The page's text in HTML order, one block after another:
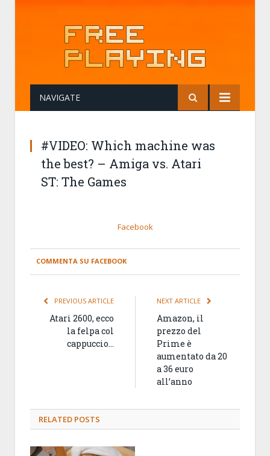
NAVIGATE
#VIDEO: Which machine was
the best? – Amiga vs. Atari
ST: The Games
Facebook
COMMENTA SU FACEBOOK
PREVIOUS ARTICLE
Atari 2600, ecco
la felpa col
cappuccio…
NEXT ARTICLE
Amazon, il
prezzo del
Prime è
aumentato da 20
a 36 euro
all’anno
RELATED POSTS